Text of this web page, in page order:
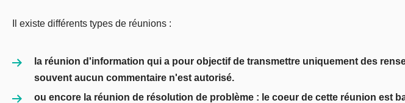
Il existe différents types de réunions :
la réunion d'information qui a pour objectif de transmettre uniquement des
souvent aucun commentaire n'est autorisé.
ou encore la réunion de résolution de problème : le coeur de cette réunion est